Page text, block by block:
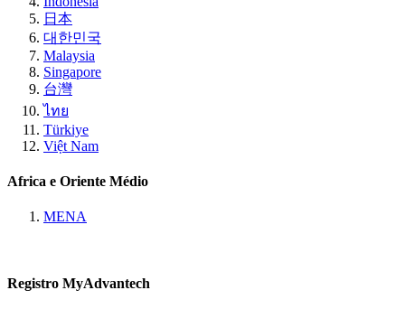
日本
대한민국
Malaysia
Singapore
台灣
ไทย
Türkiye
Việt Nam
Africa e Oriente Médio
MENA
Registro MyAdvantech